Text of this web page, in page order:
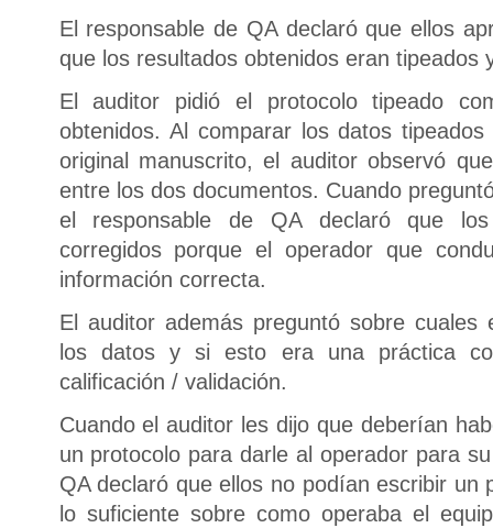
El responsable de QA declaró que ellos
que los resultados obtenidos eran tipeados
El auditor pidió el protocolo tipeado
obtenidos. Al comparar los datos
original manuscrito, el auditor observó
entre los dos documentos. Cuando
el responsable de QA declaró que
corregidos porque el operador que
información correcta.
El auditor además preguntó sobre cuales
los datos y si esto era una práctica
calificación / validación.
Cuando el auditor les dijo que deberían
un protocolo para darle al operador para
QA declaró que ellos no podían escribir un
lo suficiente sobre como operaba el